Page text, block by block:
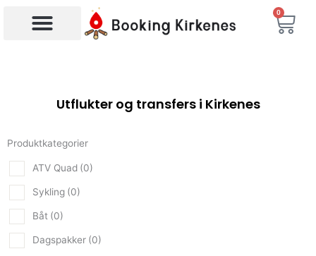
0
Utflukter og transfers i Kirkenes
Produktkategorier
ATV Quad (0)
Sykling (0)
Båt (0)
Dagspakker (0)